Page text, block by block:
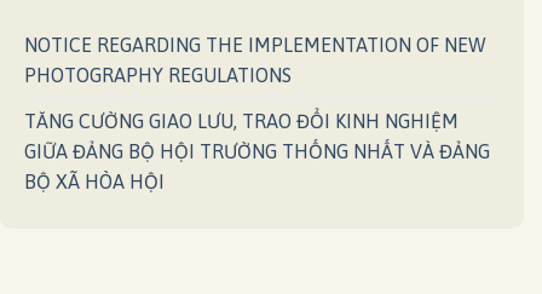
NOTICE REGARDING THE IMPLEMENTATION OF NEW
PHOTOGRAPHY REGULATIONS
TĂNG CƯỜNG GIAO LƯU, TRAO ĐỔI KINH NGHIỆM
GIỮA ĐẢNG BỘ HỘI TRƯỜNG THỐNG NHẤT VÀ ĐẢNG
BỘ XÃ HÒA HỘI